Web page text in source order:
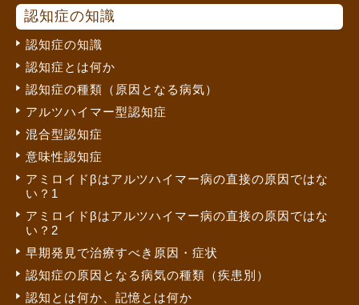
認知症の知識
認知症の知識
認知症とは何か
認知症の種類（原因となる病気）
アルツハイマー型認知症
混合型認知症
意味性認知症
アミロイドβはアルツハイマー病の直接の原因ではな
い？1
アミロイドβはアルツハイマー病の直接の原因ではな
い？2
早期発見で治療すべき原因・症状
認知症の原因となる病気の種類（疾患別）
認知とは何か、記憶とは何か